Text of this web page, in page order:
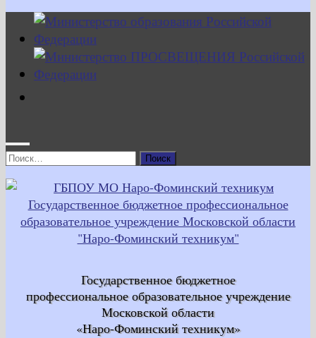
Найти:
Государственное бюджетное
профессиональное образовательное учреждение
Московской области
«Наро-Фоминский техникум»